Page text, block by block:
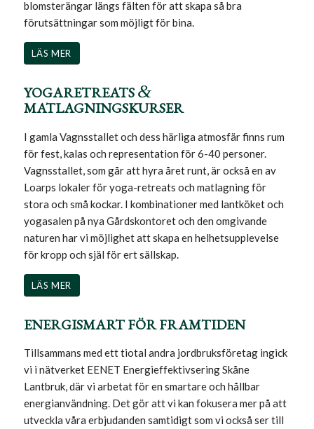
blomsterängar längs fälten för att skapa så bra
förutsättningar som möjligt för bina.
LÄS MER
YOGARETREATS&
MATLAGNINGSKURSER
I gamla Vagnsstallet och dess härliga atmosfär finns rum
för fest, kalas och representation för 6-40 personer.
Vagnsstallet, som går att hyra året runt, är också en av
Loarps lokaler för yoga-retreats och matlagning för
stora och små kockar. I kombinationer med lantköket och
yogasalen på nya Gårdskontoret och den omgivande
naturen har vi möjlighet att skapa en helhetsupplevelse
för kropp och själ för ert sällskap.
LÄS MER
ENERGISMART FÖR FRAMTIDEN
Tillsammans med ett tiotal andra jordbruksföretag ingick
vi i nätverket EENET Energieffektivsering Skåne
Lantbruk, där vi arbetat för en smartare och hållbar
energianvändning. Det gör att vi kan fokusera mer på att
utveckla våra erbjudanden samtidigt som vi också ser till